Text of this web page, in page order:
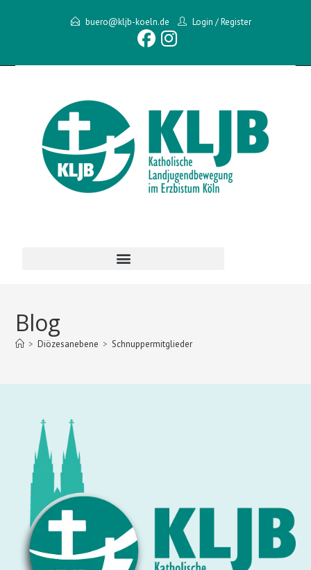
buero@kljb-koeln.de Login /Register
Blog
> Diözesanebene > Schnuppermitglieder